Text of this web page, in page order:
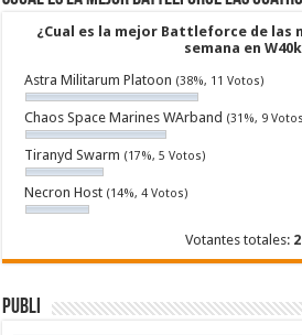
¿Cual es la mejor Battleforce de las
semana en
Astra Militarum Platoon (38%, 11 Votos)
Chaos Space Marines WArband (31%, 9
Tiranyd Swarm (17%, 5 Votos)
Necron Host (14%, 4 Votos)
Votantes totales:
Publi